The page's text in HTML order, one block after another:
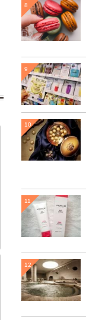
8
9
10
11
12